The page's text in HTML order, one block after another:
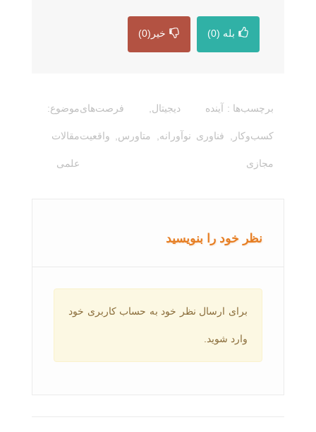
بله (0) خیر (0)
برچسب‌ها : آینده دیجیتال فرصت‌های
کسب‌وکار فناوری نوآورانه متاورس واقعیت
مجازی
موضوع:
مقالات
علمی
نظر خود را بنویسید
برای ارسال نظر خود به حساب کاربری خود
وارد شوید.